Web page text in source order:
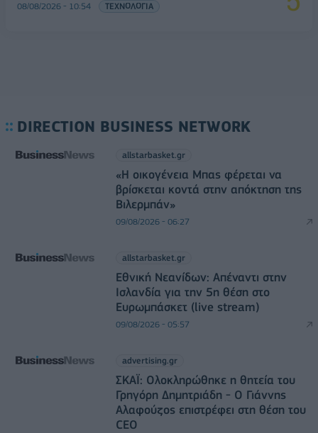
08/08/2026 - 10:54 ΤΕΧΝΟΛΟΓΙΑ
DIRECTION BUSINESS NETWORK
allstarbasket.gr
«Η οικογένεια Μπας φέρεται να
βρίσκεται κοντά στην απόκτηση της
Βιλερμπάν»
09/08/2026 - 06:27
allstarbasket.gr
Εθνική Νεανίδων: Απέναντι στην
Ισλανδία για την 5η θέση στο
Ευρωμπάσκετ (live stream)
09/08/2026 - 05:57
advertising.gr
ΣΚΑΪ: Ολοκληρώθηκε η θητεία του
Γρηγόρη Δημητριάδη - Ο Γιάννης
Αλαφούζος επιστρέφει στη θέση του
CEO